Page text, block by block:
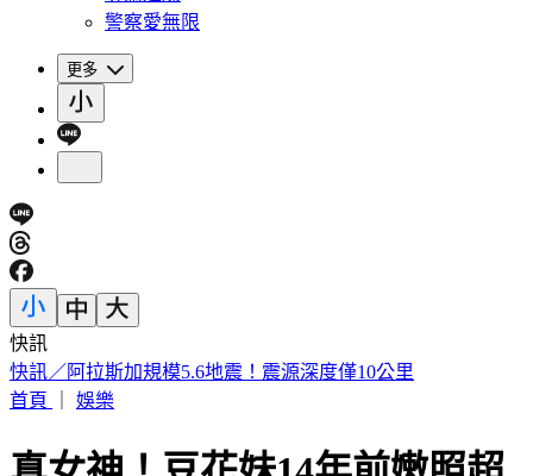
警察愛無限
更多
快訊
韓足協爆刷公卡「性招待」10外籍裁判 獲世界盃等7預選賽
不敗